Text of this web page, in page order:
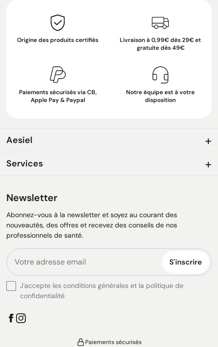
Origine des produits certifiés
Livraison à 0,99€ dès 29€ et
gratuite dès 49€
Paiements sécurisés via CB,
Apple Pay & Paypal
Notre équipe est à votre
disposition
Aesiel
Services
Newsletter
Abonnez-vous à la newsletter et soyez au courant des
nouveautés, des offres et recevez des conseils de nos
professionnels de santé.
S'inscrire
J'accepte les conditions générales et la politique de
confidentialité
Paiements sécurisés